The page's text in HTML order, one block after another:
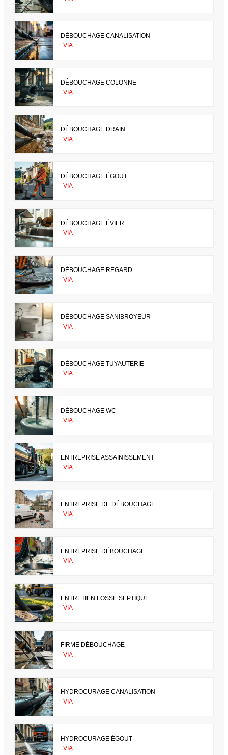
DÉBOUCHAGE CANALISATION
VIA
DÉBOUCHAGE COLONNE
VIA
DÉBOUCHAGE DRAIN
VIA
DÉBOUCHAGE ÉGOUT
VIA
DÉBOUCHAGE ÉVIER
VIA
DÉBOUCHAGE REGARD
VIA
DÉBOUCHAGE SANIBROYEUR
VIA
DÉBOUCHAGE TUYAUTERIE
VIA
DÉBOUCHAGE WC
VIA
ENTREPRISE ASSAINISSEMENT
VIA
ENTREPRISE DE DÉBOUCHAGE
VIA
ENTREPRISE DÉBOUCHAGE
VIA
ENTRETIEN FOSSE SEPTIQUE
VIA
FIRME DÉBOUCHAGE
VIA
HYDROCURAGE CANALISATION
VIA
HYDROCURAGE ÉGOUT
VIA